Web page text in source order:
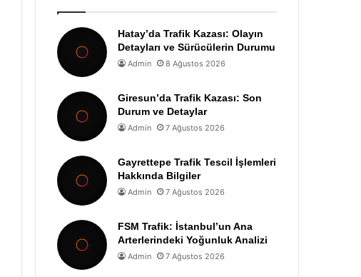
Hatay’da Trafik Kazası: Olayın
Detayları ve Sürücülerin Durumu
Admin 8 Ağustos 2026
Giresun’da Trafik Kazası: Son
Durum ve Detaylar
Admin 7 Ağustos 2026
Gayrettepe Trafik Tescil İşlemleri
Hakkında Bilgiler
Admin 7 Ağustos 2026
FSM Trafik: İstanbul’un Ana
Arterlerindeki Yoğunluk Analizi
Admin 7 Ağustos 2026